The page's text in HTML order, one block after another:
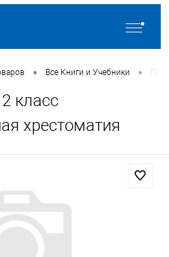
• Все Книги и Учебники •
класс
хрестоматия